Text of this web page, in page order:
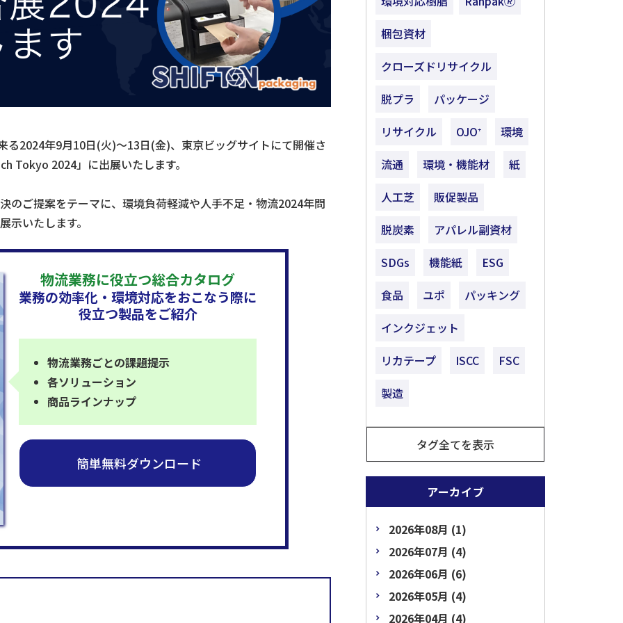
2024年9月10日(火)～13日(金)、東京ビッグサイトにて開催さ
Tokyo 2024」に出展いたします。
のご提案をテーマに、環境負荷軽減や人手不足・物流2024年問
示いたします。
物流業務に役立つ総合カタログ
業務の効率化・環境対応をおこなう際に
役立つ製品をご紹介
物流業務ごとの課題提示
各ソリューション
商品ラインナップ
簡単無料ダウンロード
梱包資材
クローズドリサイクル
脱プラ
パッケージ
リサイクル
OJO⁺
環境
流通
環境・機能材
紙
人工芝
販促製品
脱炭素
アパレル副資材
SDGs
機能紙
ESG
食品
ユポ
パッキング
インクジェット
リカテープ
ISCC
FSC
製造
タグ全てを表示
アーカイブ
2026年08月 (1)
2026年07月 (4)
2026年06月 (6)
2026年05月 (4)
2026年04月 (4)